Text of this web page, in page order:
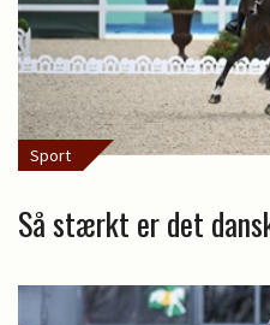
Sport
Så stærkt er det